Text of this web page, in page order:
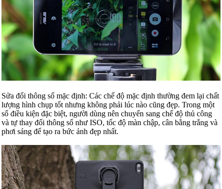
Sửa đổi thông số mặc định: Các chế độ mặc định thường đem lại chất
lượng hình chụp tốt nhưng không phải lúc nào cũng đẹp. Trong một
số điều kiện đặc biệt, người dùng nên chuyển sang chế độ thủ công
và tự thay đổi thông số như ISO, tốc độ màn chập, cân bằng trắng và
phơi sáng để tạo ra bức ảnh đẹp nhất.